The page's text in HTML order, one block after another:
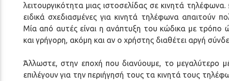
λειτουργικότητα μιας ιστοσελίδας σε κινητά
ειδικά σχεδιασμένες για κινητά τηλέφωνα απαιτούν
Μία από αυτές είναι η ανάπτυξη του κώδικα με τρόπο
και γρήγορη, ακόμη και αν ο χρήστης διαθέτει αργή
Άλλωστε, στην εποχή που διανύουμε, το μεγαλύτερο
επιλέγουν για την περιήγησή τους τα κινητά τους